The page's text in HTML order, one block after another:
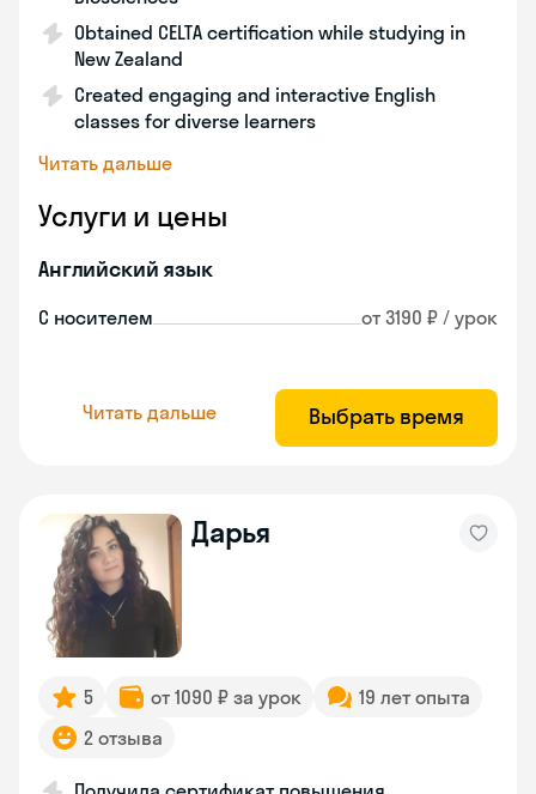
Obtained CELTA certification while studying in
New Zealand
Created engaging and interactive English
classes for diverse learners
Читать дальше
Услуги и цены
Английский язык
С носителем от 3190 ₽ / урок
Читать дальше Выбрать время
Дарья
5 от 1090 ₽ за урок
19 лет опыта
2 отзыва